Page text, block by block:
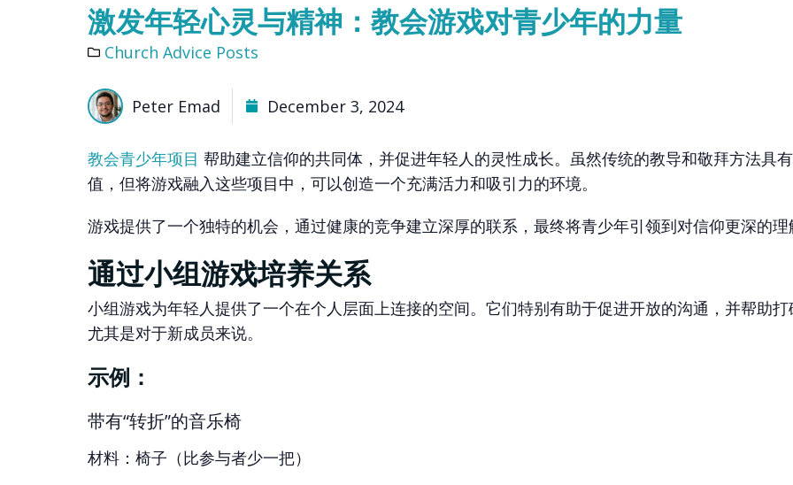
激发年轻心灵与精神：教会游戏对青少年的力量
Church Advice Posts
Peter Emad December 3, 2024
教会青少年项目 帮助建立信仰的共同体，并促进年轻人的灵性成长。虽然传统的教导和敬拜方法具
值，但将游戏融入这些项目中，可以创造一个充满活力和吸引力的环境。
游戏提供了一个独特的机会，通过健康的竞争建立深厚的联系，最终将青少年引领到对信仰更深的
通过小组游戏培养关系
小组游戏为年轻人提供了一个在个人层面上连接的空间。它们特别有助于促进开放的沟通，并帮助
尤其是对于新成员来说。
示例：
带有“转折”的音乐椅
材料：椅子（比参与者少一把）